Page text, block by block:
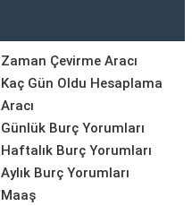
Zaman Çevirme Aracı
Kaç Gün Oldu Hesaplama
Aracı
Günlük Burç Yorumları
Haftalık Burç Yorumları
Aylık Burç Yorumları
Maaş